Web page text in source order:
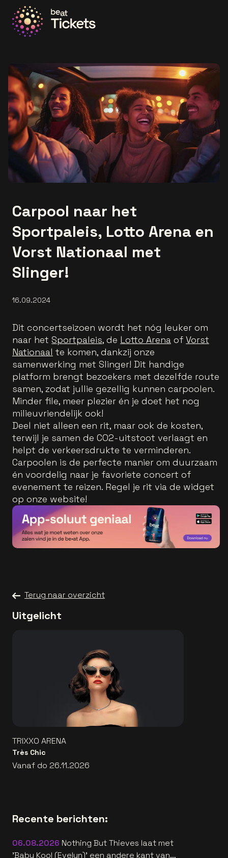
Carpool naar het
Sportpaleis, Lotto Arena en
Vorst Nationaal met
Slinger!
16.09.2024
Dit concertseizoen wordt het nóg leuker om
naar het Sportpaleis, de Lotto Arena of Vorst
Nationaal te komen, dankzij onze
samenwerking met Slinger! Dit handige
platform brengt bezoekers met dezelfde route
samen, zodat jullie gezellig kunnen carpoolen.
Minder file, meer plezier én je doet het nog
milieuvriendelijk ook!
Deel niet alleen een rit, maar ook de kosten,
terwijl je samen de CO2-uitstoot verlaagt en
helpt de verkeersdrukte te verminderen.
Carpoolen is de perfecte manier om duurzaam
én voordelig naar je favoriete concert of
evenement te reizen. Regel je rit via de widget
op onze website!
Terug naar overzicht
Uitgelicht
TRIXXO ARENA
Très Chic
Vanaf do 26.11.2026
Recente berichten:
06.08.2026 Nothing But Thieves laat met
'Baby Kool (Evelyn)' een andere kant van